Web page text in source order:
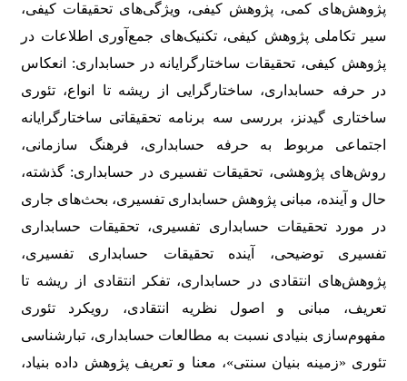
پژوهش‌های کمی، پژوهش کیفی، ویژگی‌های تحقیقات کیفی،
سیر تکاملی پژوهش کیفی، تکنیک‌های جمع‌آوری اطلاعات در
پژوهش کیفی، تحقیقات ساختارگرایانه در حسابداری: انعکاس
در حرفه حسابداری، ساختارگرایی از ریشه تا انواع، تئوری
ساختاری گیدنز، بررسی سه برنامه تحقیقاتی ساختارگرایانه
اجتماعی مربوط به حرفه حسابداری، فرهنگ سازمانی،
روش‌های پژوهشی، تحقیقات تفسیری در حسابداری: گذشته،
حال و آینده، مبانی پژوهش حسابداری تفسیری، بحث‌های جاری
در مورد تحقیقات حسابداری تفسیری، تحقیقات حسابداری
تفسیری توضیحی، آینده تحقیقات حسابداری تفسیری،
پژوهش‌های انتقادی در حسابداری، تفکر انتقادی از ریشه تا
تعریف، مبانی و اصول نظریه انتقادی، رویکرد تئوری
مفهوم‌سازی بنیادی نسبت به مطالعات حسابداری، تبارشناسی
تئوری «زمینه بنیان سنتی»، معنا و تعریف پژوهش داده بنیاد،